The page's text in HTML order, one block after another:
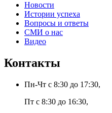
Новости
Истории успеха
Вопросы и ответы
СМИ о нас
Видео
Контакты
Пн-Чт с 8:30 до 17:30,
Пт с 8:30 до 16:30,